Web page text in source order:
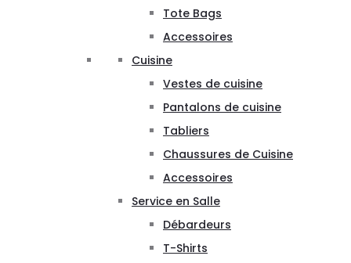
Tote Bags
Accessoires
Cuisine
Vestes de cuisine
Pantalons de cuisine
Tabliers
Chaussures de Cuisine
Accessoires
Service en Salle
Débardeurs
T-Shirts